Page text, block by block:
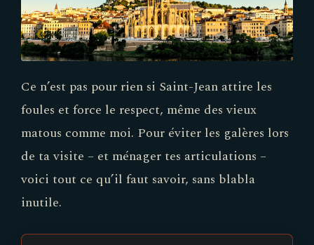
Ce n’est pas pour rien si Saint-Jean attire les
foules et force le respect, même des vieux
matous comme moi. Pour éviter les galères lors
de ta visite – et ménager tes articulations –
voici tout ce qu’il faut savoir, sans blabla
inutile.